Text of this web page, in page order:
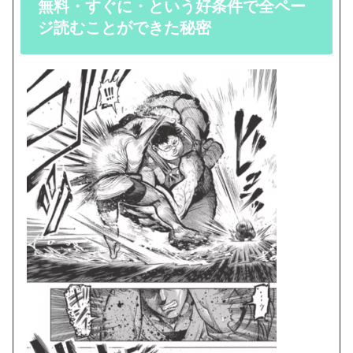
無料・すぐに・という好条件で全ペー
ジ読むことができた秘密